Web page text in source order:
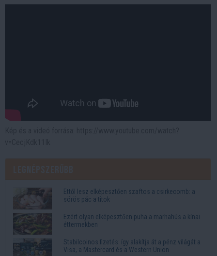
Ettől lesz elképesztően szaftos a csirkecomb: a
sörös pác a titok
Ezért olyan elképesztően puha a marhahús a kínai
éttermekben
Stabilcoinos fizetés: így alakítja át a pénz világát a
Visa, a Mastercard és a Western Union